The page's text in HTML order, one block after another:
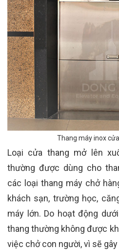
Thang máy inox
Loại cửa thang mở lên
thường được dùng cho
các loại thang máy chở
khách sạn, trường học,
máy lớn. Do hoạt động
thang thường không được
việc chở con người, vì sẽ